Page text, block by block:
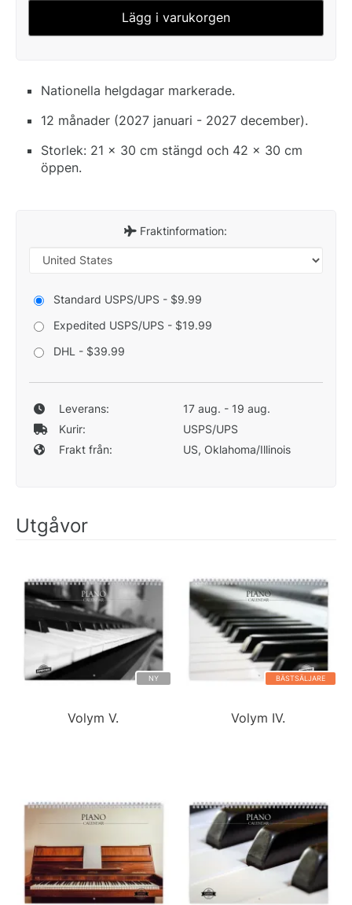
Lägg i varukorgen
Nationella helgdagar markerade.
12 månader (2027 januari - 2027 december).
Storlek: 21 x 30 cm stängd och 42 x 30 cm
öppen.
Fraktinformation:
Standard USPS/UPS - $9.99
Expedited USPS/UPS - $19.99
DHL - $39.99
Leverans:
17 aug. - 19 aug.
Kurir:
USPS/UPS
Frakt från:
US, Oklahoma/Illinois
Utgåvor
NY
Volym V.
BÄSTSÄLJARE
Volym IV.